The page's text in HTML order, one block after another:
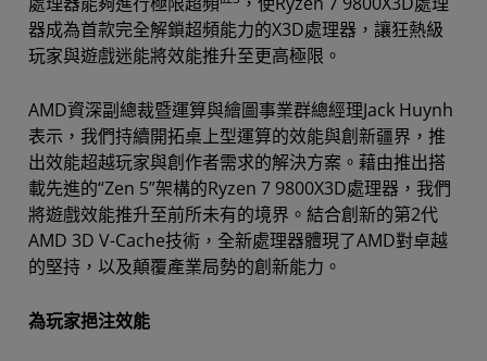
器成為首款完全解鎖超頻能力的X3D處理器，讓狂熱級
玩家與遊戲迷能將效能推升至更高極限。
AMD資深副總裁暨運算與繪圖事業群總經理Jack Huynh
表示，我們持續開拓桌上型運算的效能與創新疆界，推
出效能超越玩家與創作者需求的解決方案。藉由推出搭
載先進的“Zen 5”架構的Ryzen 7 9800X3D處理器，我們
將遊戲效能推升至前所未有的境界。結合創新的第2代
AMD 3D V-Cache技術，全新處理器體現了AMD對卓越
的堅持，以及顛覆產業局勢的創新能力。
為玩家挹注效能